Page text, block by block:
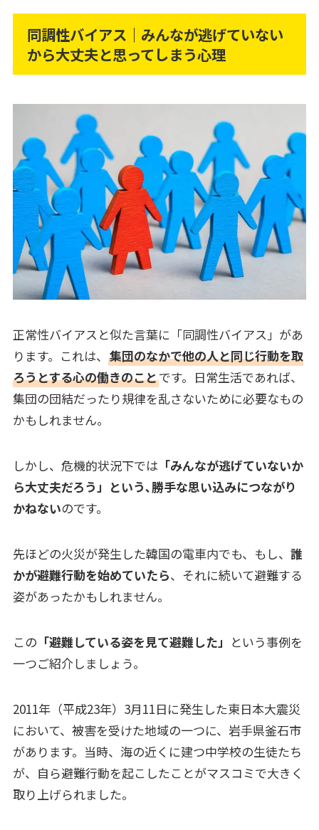
同調性バイアス｜みんなが逃げていない
から大丈夫と思ってしまう心理
正常性バイアスと似た言葉に「同調性バイアス」があ
ります。これは、 集団のなかで他の人と同じ行動を取
ろうとする心の働きのことです。日常生活であれば、
集団の団結だったり規律を乱さないために必要なもの
かもしれません。
しかし、危機的状況下では「みんなが逃げていないか
ら大丈夫だろう」という､勝手な思い込みにつながり
かねないのです。
先ほどの火災が発生した韓国の電車内でも、もし、 誰
かが避難行動を始めていたら、それに続いて避難する
姿があったかもしれません。
この 「避難している姿を見て避難した」 という事例を
一つご紹介しましょう。
2011年（平成23年）3月11日に発生した東日本大震災
において、被害を受けた地域の一つに、岩手県釜石市
があります。当時、海の近くに建つ中学校の生徒たち
が、自ら避難行動を起こしたことがマスコミで大きく
取り上げられました。